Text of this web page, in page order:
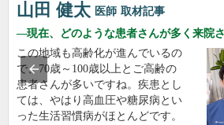
山田 健太 医師 取材記事
現在、どのような患者さんが多く来院
この地域も高齢化が進んでいるの
で、70歳～100歳以上とご高齢の
患者さんが多いですね。疾患とし
ては、やはり高血圧や糖尿病とい
った生活習慣病がほとんどです。